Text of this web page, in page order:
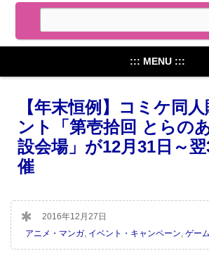
::: MENU :::
【年末恒例】コミケ同
ント「第壱拾回 とらの
設会場」が12月31日～
催
2016年12月27日
アニメ・マンガ イベント・キャンペーン ゲー